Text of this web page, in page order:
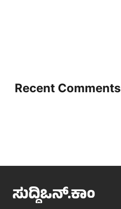
Recent Comments